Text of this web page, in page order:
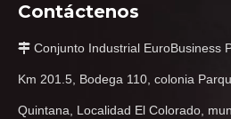
Contáctenos
 Conjunto Industrial EuroBusiness
Km 201.5, Bodega 110, colonia
Quintana, Localidad El Colorado,